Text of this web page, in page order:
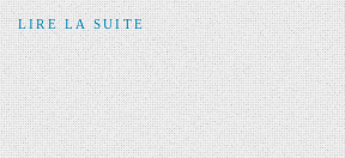
LIRE LA SUITE